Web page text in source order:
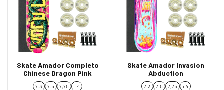
Skate Amador Completo
Chinese Dragon Pink
7.3 7.5 7,75 + 4
Skate Amador Invasion
Abduction
7.3 7.5 7,75 + 4